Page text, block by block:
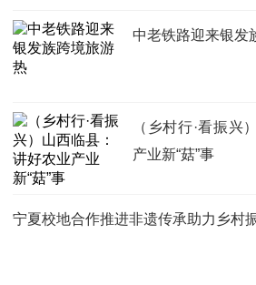
中老铁路迎来银发
（乡村行·看振兴
产业新“菇”事
宁夏校地合作推进非遗传承助力乡村